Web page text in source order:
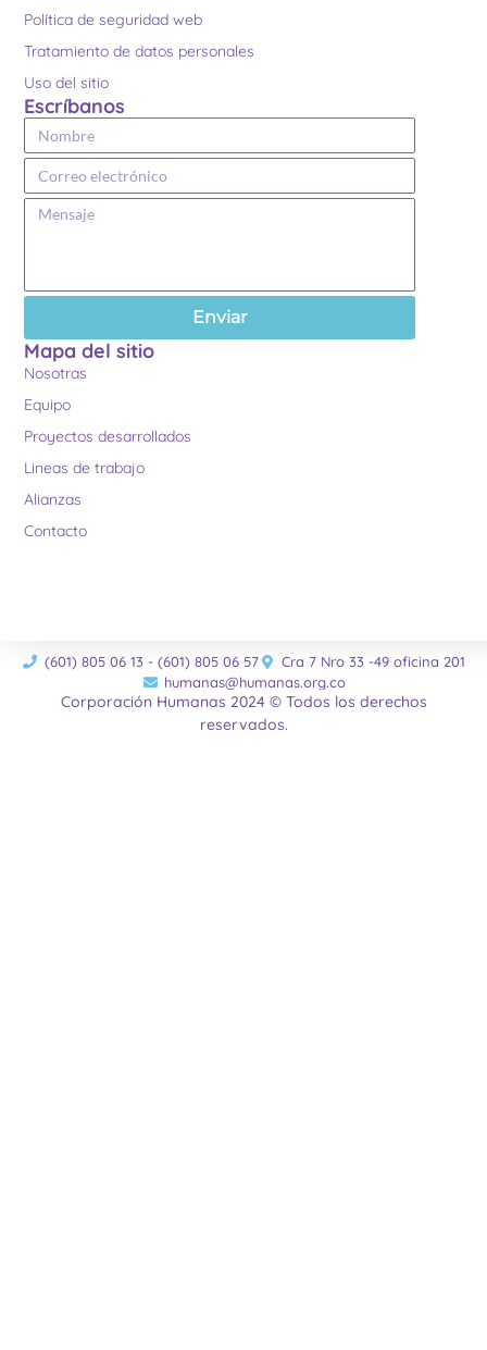
Política de seguridad web
Tratamiento de datos personales
Uso del sitio
Escríbanos
Enviar
Mapa del sitio
Nosotras
Equipo
Proyectos desarrollados
Lineas de trabajo
Alianzas
Contacto
(601) 805 06 13 - (601) 805 06 57
Cra 7 Nro 33 -49 oficina 201
humanas@humanas.org.co
Corporación Humanas 2024 © Todos los derechos
reservados.